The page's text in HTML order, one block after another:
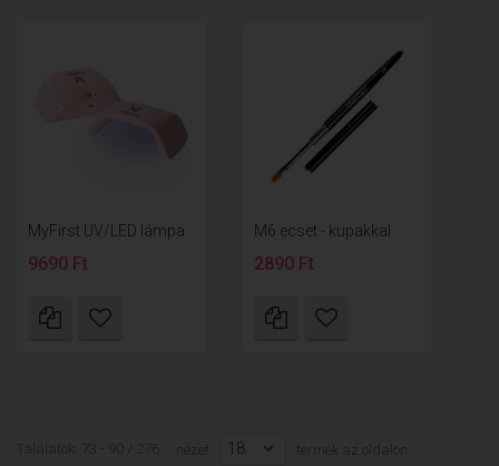
MyFirst UV/LED lámpa
9690 Ft
M6 ecset - kupakkal
2890 Ft
Találatok: 73 - 90 / 276 nézet: 18 termék az oldalon